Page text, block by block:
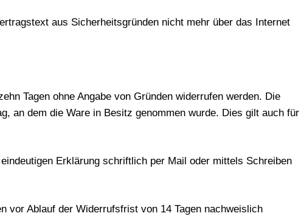
aus Sicherheitsgründen nicht mehr über das Internet
Tagen ohne Angabe von Gründen widerrufen werden. Die
an dem die Ware in Besitz genommen wurde. Dies gilt auch für
Erklärung schriftlich per Mail oder mittels Schreiben
vor Ablauf der Widerrufsfrist von 14 Tagen nachweislich